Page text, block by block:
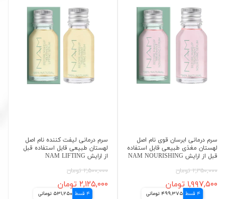
سرم درمانی ابرسان قوی نام اصل
لهستان مغذی طبیعی قابل استفاده
قبل از ارایش NAM NOURISHING
۲,۳۵۰,۰۰۰ تومان
۱,۹۹۷,۵۰۰ تومان
4 قسط 499,375 تومانی
سرم درمانی لیفت کننده نام اصل
لهستان طبیعی قابل استفاده قبل
از ارایش NAM LIFTING
۲,۵۰۰,۰۰۰ تومان
۲,۱۲۵,۰۰۰ تومان
4 قسط 531,250 تومانی